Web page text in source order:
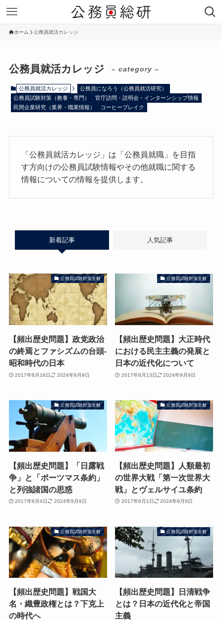
ホーム 公務員就活カレッジ
公務員就活カレッジ – category –
公務員就活カレッジ
公務員になろう（公務員就活研究）
公務員試験対策（教養・専門）
官庁訪問・説明会・インターンシップ情報
民間企業研究（業界・職業情報）
コーヒーブレイク
「公務員就活カレッジ」は「公務員就職」を目指
す方向けの公務員試験情報やその他就職に関する
情報についての情報を提供します。
新着記事 人気記事
公務員試験対策全般
【頻出歴史問題】政党政治
の終焉とファシズムの台頭-
昭和時代の日本
2017年8月18日 2024年9月9日
公務員試験対策全般
【頻出歴史問題】大正時代
における民主主義の発展と
日本の近代化について
2017年8月13日 2024年9月9日
公務員試験対策全般
【頻出歴史問題】「日露戦
争」と「ポーツマス条約」
と列強諸国の思惑
2017年8月4日 2024年9月9日
公務員試験対策全般
【頻出歴史問題】人類最初
の世界大戦「第一次世界大
戦」とヴェルサイユ条約
2017年8月1日 2024年9月9日
公務員試験対策全般
【頻出歴史問題】戦国大
名・織豊政権とは？下克上
の時代へ
公務員試験対策全般
【頻出歴史問題】日清戦争
とは？日本の近代化と帝国
主義